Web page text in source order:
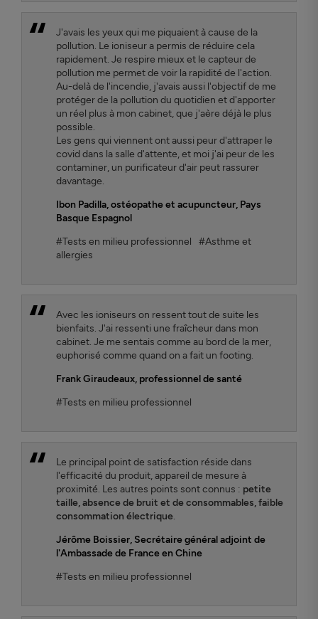
J'avais les yeux qui me piquaient à cause de la
pollution. Le ioniseur a permis de réduire cela
rapidement. Je respire mieux et le capteur de
pollution me permet de voir la rapidité de l'action.
Au-delà de l'incendie, j'avais aussi l'objectif de me
protéger de la pollution du quotidien et d'apporter
un réel plus à mon cabinet, que j'aère déjà le plus
possible.
Les gens qui viennent ont aussi peur d'attraper le
covid dans la salle d'attente, et moi j'ai peur de les
contaminer, un purificateur d'air peut rassurer
davantage.
Ibon Padilla, ostéopathe et acupuncteur, Pays
Basque Espagnol
#Tests en milieu professionnel
#Asthme et
allergies
Avec les ioniseurs on ressent tout de suite les
bienfaits. J'ai ressenti une fraîcheur dans mon
cabinet. Je me sentais comme au bord de la mer,
euphorisé comme quand on a fait un footing.
Frank Giraudeaux, professionnel de santé
#Tests en milieu professionnel
Le principal point de satisfaction réside dans
l'efficacité du produit, appareil de mesure à
proximité. Les autres points sont connus : petite
taille, absence de bruit et de consommables, faible
consommation électrique.
Jérôme Boissier, Secrétaire général adjoint de
l'Ambassade de France en Chine
#Tests en milieu professionnel